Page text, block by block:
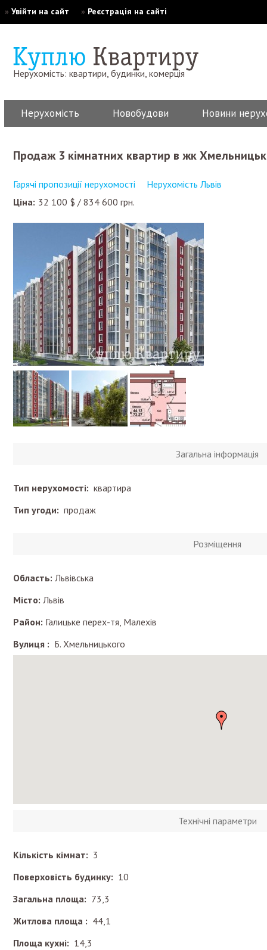
» Увійти на сайт » Реєстрація на сайті
Нерухомість: квартири, будинки, комерція
Нерухомість Новобудови Новини
Продаж 3 кімнатних квартир в жк
Гарячі пропозиції нерухомості
Нерухомість Львів
Ціна: 32 100 $ / 834 600 грн.
Загальна інформація
Тип нерухомості: квартира
Тип угоди: продаж
Розміщення
Область: Львівська
Місто: Львів
Район: Галицьке перех-тя, Малехів
Вулиця : Б. Хмельницького
Технічні параметри
Кількість кімнат: 3
Поверховість будинку: 10
Загальна площа: 73,3
Житлова площа : 44,1
Площа кухні: 14,3